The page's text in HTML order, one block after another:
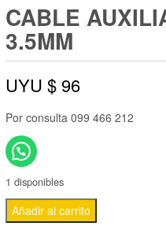
CABLE
3.5MM
UYU $ 96
Por consulta 099 466 212
1 disponibles
Añadir al carrito